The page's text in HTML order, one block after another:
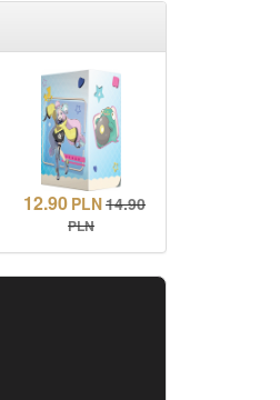
12.90 PLN14.90
PLN